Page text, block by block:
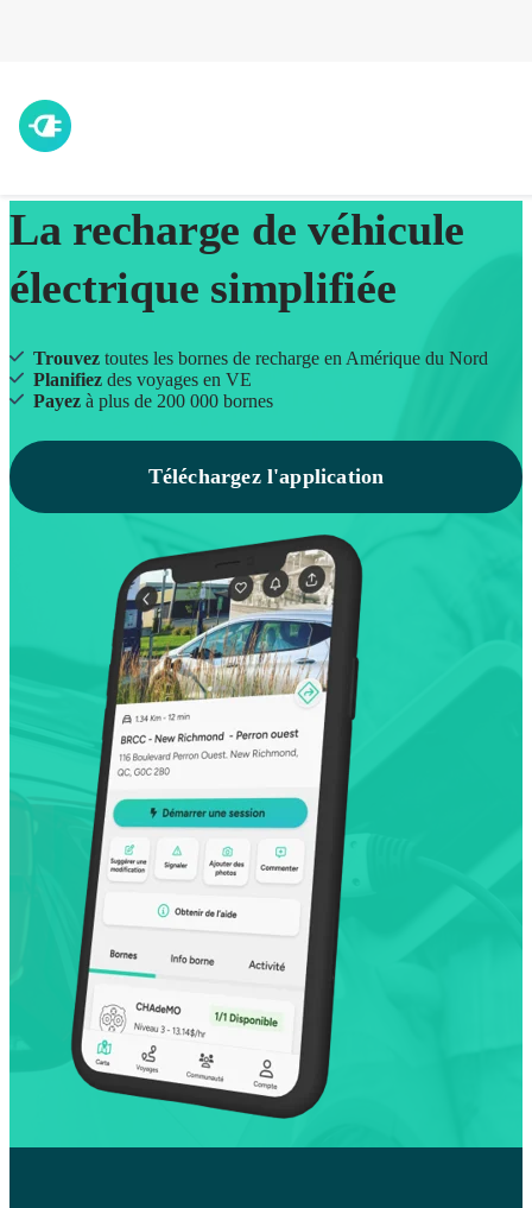
La recharge de véhicule
électrique simplifiée
Trouveztoutes les bornes de recharge en Amérique du Nord
Planifiezdes voyages en VE
Payezà plus de 200 000 bornes
Téléchargez l'application